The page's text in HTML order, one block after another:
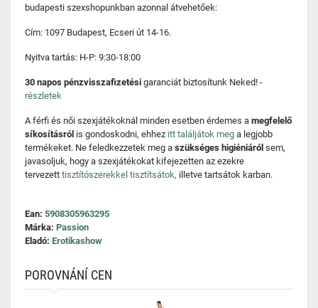
budapesti szexshopunkban azonnal átvehetőek:
Cím: 1097 Budapest, Ecseri út 14-16.
Nyitva tartás: H-P: 9:30-18:00
30 napos pénzvisszafizetési garanciát biztosítunk Neked! -
részletek
A férfi és női szexjátékoknál minden esetben érdemes a megfelelő
síkosításról is gondoskodni, ehhez itt találjátok meg a legjobb
termékeket. Ne feledkezzetek meg a szükséges higiéniáról sem,
javasoljuk, hogy a szexjátékokat kifejezetten az ezekre
tervezett tisztítószerekkel tisztítsátok, illetve tartsátok karban.
Ean: 5908305963295
Márka: Passion
Eladó: Erotikashow
POROVNÁNÍ CEN